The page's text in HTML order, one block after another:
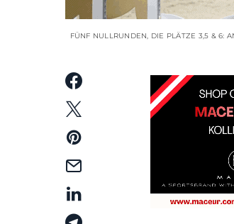
FÜNF NULLRUNDEN, DIE PLÄTZE 3,5 & 6: